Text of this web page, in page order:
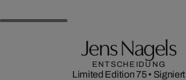
Jens Nagels
ENTSCHEIDUNG
Limited Edition 75• Signiert